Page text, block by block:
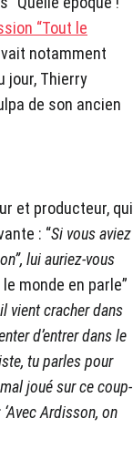
“Tout le
notamment
jour, Thierry
de son ancien
et producteur, qui
: “Si vous aviez
lui auriez-vous
monde en parle”
vient cracher dans
d’entrer dans le
tu parles pour
joué sur ce coup-
Ardisson, on